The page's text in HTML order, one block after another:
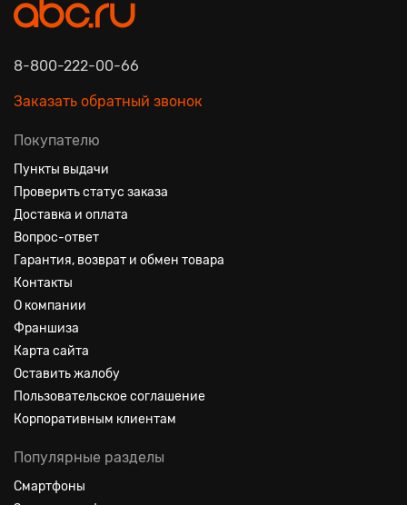
8-800-222-00-66
Заказать обратный звонок
Покупателю
Пункты выдачи
Проверить статус заказа
Доставка и оплата
Вопрос-ответ
Гарантия, возврат и обмен товара
Контакты
О компании
Франшиза
Карта сайта
Оставить жалобу
Пользовательское соглашение
Корпоративным клиентам
Популярные разделы
Смартфоны